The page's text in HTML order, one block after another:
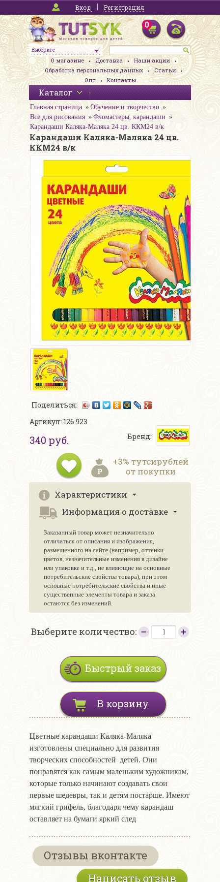
Вход Регистрация
Выберите
0
О магазине Доставка
Наши акции
Обработка персональных данных
Статьи
Опт
Контакты
Каталог
Главная страница
Обучение и творчество
Все для рисования
Фломастеры, карандаши
Карандаши Каляка-Маляка 24 цв. ККМ24 в/к
Карандаши Каляка-Маляка 24 цв.
ККМ24 в/к
Поделиться:
Артикул: 126 923
340 руб. Бренд:
+3% тутсирублей
от покупки
Характеристики
Информация о доставке
Заказанный товар может незначительно
отличаться от описания и изображения,
размещенного на сайте (например, оттенки
цветов, незначительные изменения в дизайне
или упаковке и т.д., не влияющие на основные
потребительские свойства товара), при этом
основные потребительские свойства и иные
существенные элементы товара и заказа
остаются без изменений.
Выберите количество:
Быстрый заказ
В корзину
Цветные карандаши Каляка-Маляка
изготовлены специально для развития
творческих способностей детей. Они
понравятся как самым маленьким художникам,
которые только начинают создавать свои
первые шедевры, так и детям постарше. Имеют
мягкий грифель, благодаря чему карандаш
оставляет на бумаги яркий след
Отзывы вконтакте
Написать отзыв